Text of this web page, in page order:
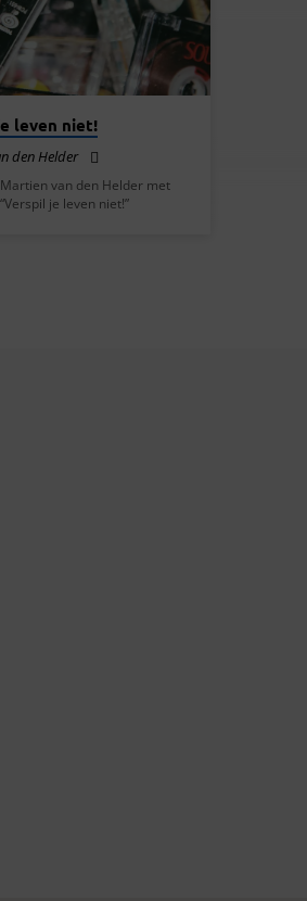
leven niet!
den Helder
van den Helder met
je leven niet!”